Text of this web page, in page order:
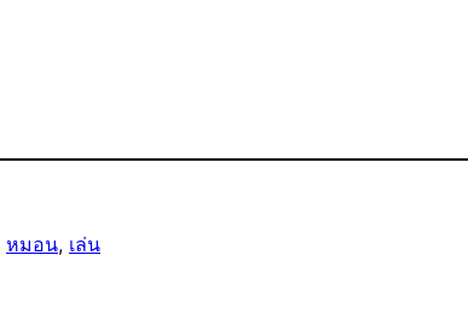
หมอน, เล่น